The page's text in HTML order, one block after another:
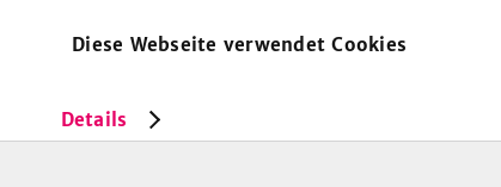
Diese Webseite verwendet Cookies
Details
SAMMLUNGEN MAGAZIN
Birnentarte mit Safran und Berberitzen